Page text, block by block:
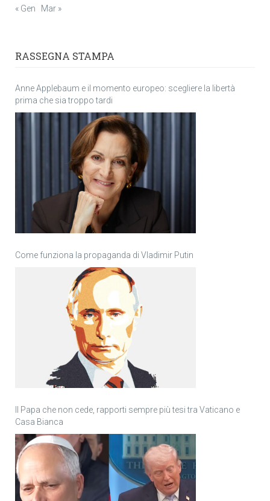
« Gen
Mar »
RASSEGNA STAMPA
Anne Applebaum e il momento europeo: scegliere la libertà
prima che sia troppo tardi
Come funziona la propaganda di Vladimir Putin
Il Papa che non cede, rapporti sempre più tesi tra Vaticano e
Casa Bianca